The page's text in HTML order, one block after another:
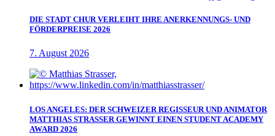
DIE STADT CHUR VERLEIHT IHRE ANERKENNUNGS- UND
FÖRDERPREISE 2026
7. August 2026
LOS ANGELES: DER SCHWEIZER REGISSEUR UND ANIMATOR
MATTHIAS STRASSER GEWINNT EINEN STUDENT ACADEMY
AWARD 2026